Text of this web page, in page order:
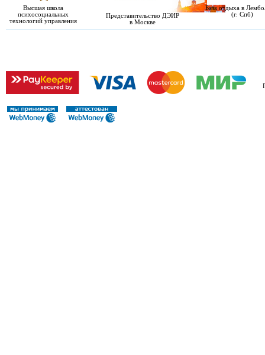
Высшая школа
психосоциальных
технологий управления
Представительство ДЭИР
в Москве
База отдыха в
(г. Спб)